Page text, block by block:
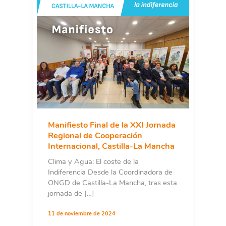
Manifiesto Final de la XXI Jornada
Regional de Cooperación
Internacional, Castilla-La Mancha
Clima y Agua: El coste de la
Indiferencia Desde la Coordinadora de
ONGD de Castilla-La Mancha, tras esta
jornada de […]
11 de noviembre de 2024